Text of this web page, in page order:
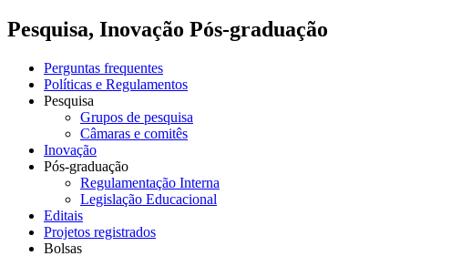
Pesquisa, Inovação Pós-graduação
Perguntas frequentes
Políticas e Regulamentos
Pesquisa
Grupos de pesquisa
Câmaras e comitês
Inovação
Pós-graduação
Regulamentação Interna
Legislação Educacional
Editais
Projetos registrados
Bolsas